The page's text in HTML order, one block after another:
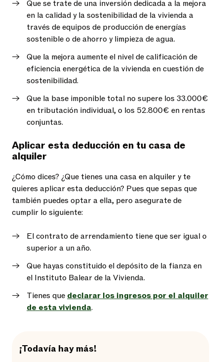
Que se trate de una inversión dedicada a la mejora
en la calidad y la sostenibilidad de la vivienda a
través de equipos de producción de energías
sostenible o de ahorro y limpieza de agua.
Que la mejora aumente el nivel de calificación de
eficiencia energética de la vivienda en cuestión de
sostenibilidad.
Que la base imponible total no supere los 33.000€
en tributación individual, o los 52.800€ en rentas
conjuntas.
Aplicar esta deducción en tu casa de
alquiler
¿Cómo dices? ¿Que tienes una casa en alquiler y te
quieres aplicar esta deducción? Pues que sepas que
también puedes optar a ella, pero asegurate de
cumplir lo siguiente:
El contrato de arrendamiento tiene que ser igual o
superior a un año.
Que hayas constituido el depósito de la fianza en
el Instituto Balear de la Vivienda.
Tienes que declarar los ingresos por el alquiler
de esta vivienda.
¡Todavía hay más!